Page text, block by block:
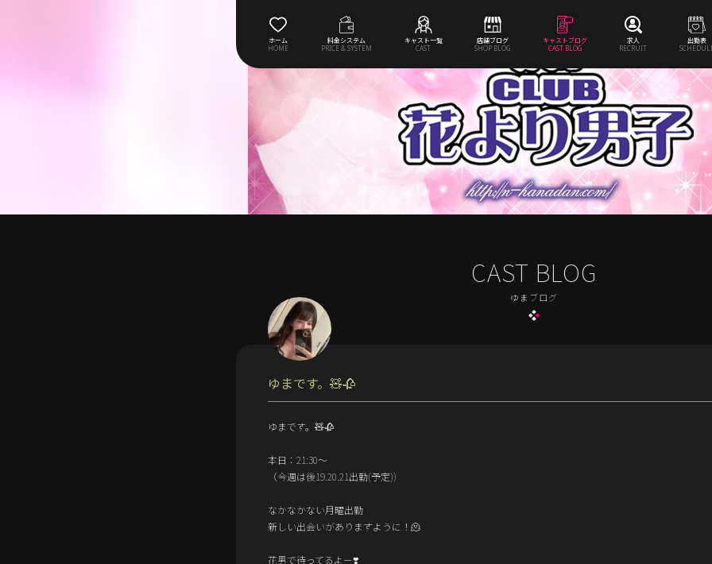
ホーム
HOME
料金システム
PRICE & SYSTEM
キャスト一覧
CAST
店舗ブログ
SHOP BLOG
キャストブログ
CAST BLOG
求人
RECRUIT
出勤表
CAST BLOG
ゆまブログ
ゆまです。🧸🥀
ゆまです。🧸🥀
本日：21:30～
（今週は後19.20.21出勤(予定))
なかなかない月曜出勤
新しい出会いがありますように！🫠
花男で待ってるよー❣️